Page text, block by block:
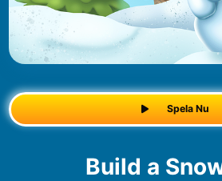
Spela Nu
Build a